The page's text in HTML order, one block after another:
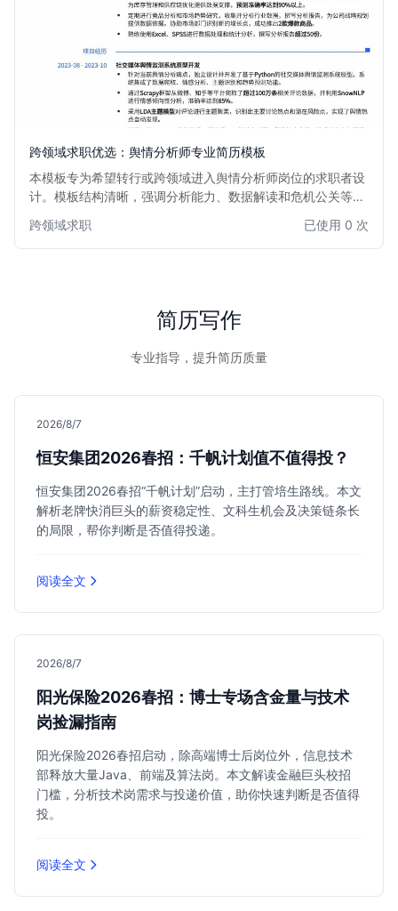
跨领域求职优选：舆情分析师专业简历模板
本模板专为希望转行或跨领域进入舆情分析师岗位的求职者设
计。模板结构清晰，强调分析能力、数据解读和危机公关等核
新岗位需求。适用于对舆情监控、数据分析、危机管理有兴趣
的专业人士。
跨领域求职 已使用 0 次
简历写作
专业指导，提升简历质量
2026/8/7
恒安集团2026春招：千帆计划值不值得投？
恒安集团2026春招“千帆计划”启动，主打管培生路线。本文
解析老牌快消巨头的薪资稳定性、文科生机会及决策链条长
的局限，帮你判断是否值得投递。
阅读全文
2026/8/7
阳光保险2026春招：博士专场含金量与技术
岗捡漏指南
阳光保险2026春招启动，除高端博士后岗位外，信息技术
部释放大量Java、前端及算法岗。本文解读金融巨头校招
门槛，分析技术岗需求与投递价值，助你快速判断是否值得
投。
阅读全文